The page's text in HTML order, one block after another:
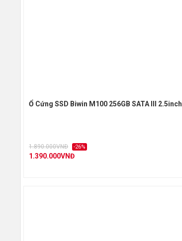
Ổ Cứng SSD Biwin M100 256GB SATA III 2.5inch
1.890.000VNĐ -26%
1.390.000VNĐ